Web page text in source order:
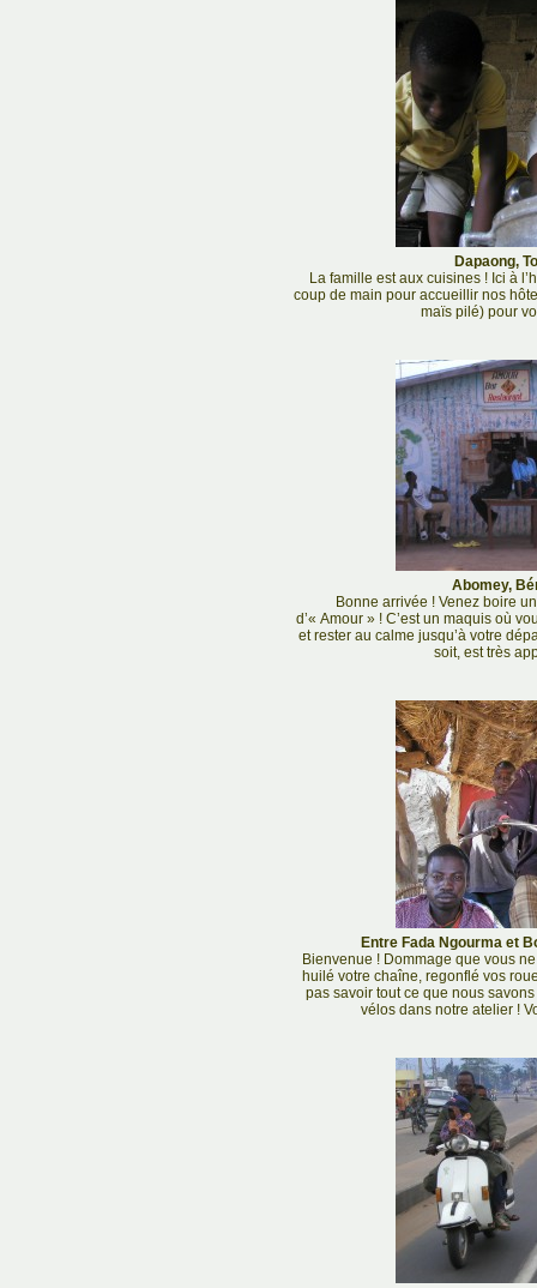
Dapaong,
La famille est aux cuisines ! Ici à
coup de main pour accueillir nos
maïs pilé) pour
Abomey,
Bonne arrivée ! Venez boire
d’« Amour » ! C’est un maquis où
et rester au calme jusqu’à votre
soit, est très
Entre Fada Ngourma et
Bienvenue ! Dommage que vous
huilé votre chaîne, regonflé vos
pas savoir tout ce que nous
vélos dans notre atelier !